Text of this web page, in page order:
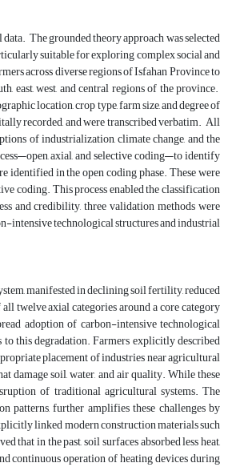
The grounded theory approach was selected
suitable for exploring complex social and
across diverse regions of Isfahan Province to
east, west, and central regions of the province.
location, crop type, farm size, and degree of
recorded, and were transcribed verbatim. All
of industrialization, climate change, and the
axial, and selective coding—to identify
in the open coding phase. These were
coding. This process enabled the classification
and credibility, three validation methods were
intensive technological structures and industrial
manifested in declining soil fertility, reduced
twelve axial categories around a core category
adoption of carbon-intensive technological
this degradation. Farmers explicitly described
placement of industries near agricultural
damage soil, water, and air quality. While these
of traditional agricultural systems. The
patterns, further amplifies these challenges by
linked modern construction materials such
that in the past, soil surfaces absorbed less heat,
continuous operation of heating devices during